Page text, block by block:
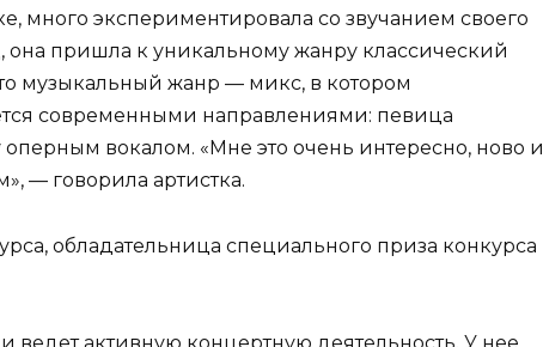
много экспериментировала со звучанием своего
она пришла к уникальному жанру классический
музыкальный жанр — микс, в котором
современными направлениями: певица
вокалом. «Мне это очень интересно, ново и
— говорила артистка.
обладательница специального приза конкурса